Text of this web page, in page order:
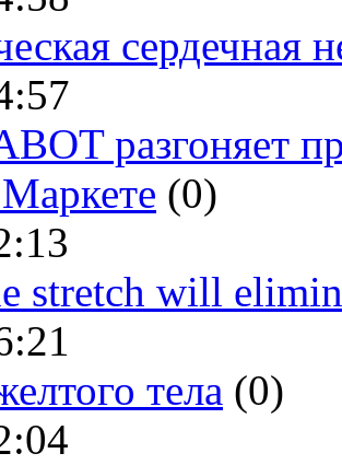
сердечная
разгоняет
(0)
stretch will
тела (0)